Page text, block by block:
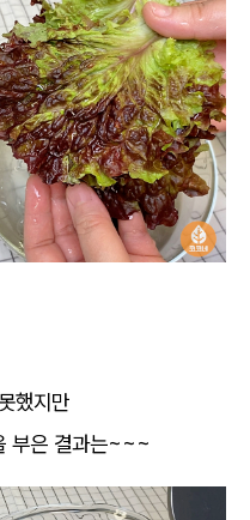
했지만
부은 결과는~~~